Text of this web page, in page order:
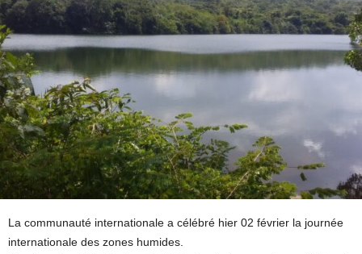
La communauté internationale a célébré hier 02 février la journée
internationale des zones humides.